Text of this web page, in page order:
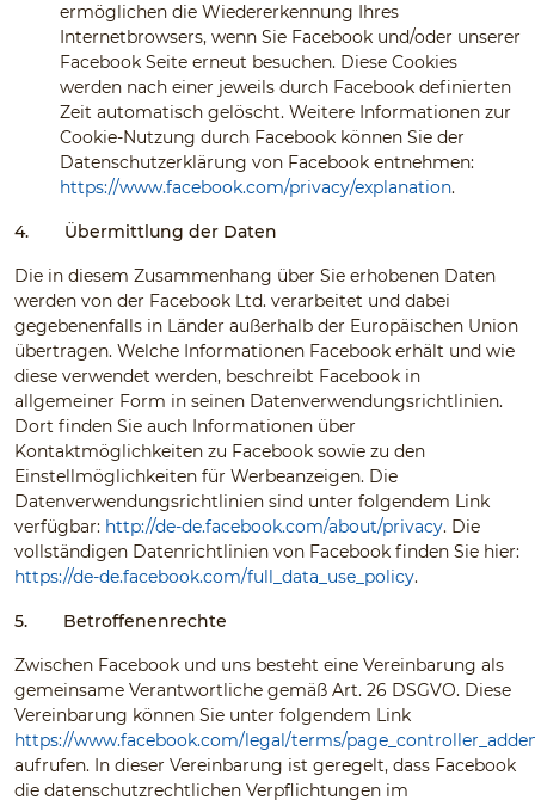
ermöglichen die Wiedererkennung Ihres
Internetbrowsers, wenn Sie Facebook und/oder unserer
Facebook Seite erneut besuchen. Diese Cookies
werden nach einer jeweils durch Facebook definierten
Zeit automatisch gelöscht. Weitere Informationen zur
Cookie-Nutzung durch Facebook können Sie der
Datenschutzerklärung von Facebook entnehmen:
https://www.facebook.com/privacy/explanation.
4. Übermittlung der Daten
Die in diesem Zusammenhang über Sie erhobenen Daten
werden von der Facebook Ltd. verarbeitet und dabei
gegebenenfalls in Länder außerhalb der Europäischen Union
übertragen. Welche Informationen Facebook erhält und wie
diese verwendet werden, beschreibt Facebook in
allgemeiner Form in seinen Datenverwendungsrichtlinien.
Dort finden Sie auch Informationen über
Kontaktmöglichkeiten zu Facebook sowie zu den
Einstellmöglichkeiten für Werbeanzeigen. Die
Datenverwendungsrichtlinien sind unter folgendem Link
verfügbar: http://de-de.facebook.com/about/privacy. Die
vollständigen Datenrichtlinien von Facebook finden Sie hier:
https://de-de.facebook.com/full_data_use_policy.
5. Betroffenenrechte
Zwischen Facebook und uns besteht eine Vereinbarung als
gemeinsame Verantwortliche gemäß Art. 26 DSGVO. Diese
Vereinbarung können Sie unter folgendem Link
https://www.facebook.com/legal/terms/
aufrufen. In dieser Vereinbarung ist geregelt, dass Facebook
die datenschutzrechtlichen Verpflichtungen im